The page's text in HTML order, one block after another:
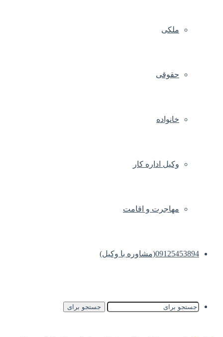
ملکی
حقوقی
خانواده
وکیل اداره کار
مهاجرت و اقامت
09125453894(مشاوره با وکیل)
جستجو برای